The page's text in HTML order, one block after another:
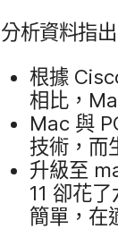
分析​資料​指出
根據
相比，
Mac 與
技術，​而​
升​級​至
11 卻​花​了​
簡單，​在​